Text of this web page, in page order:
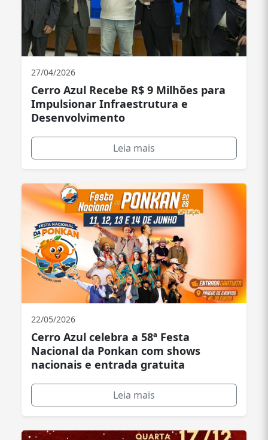
27/04/2026
Cerro Azul Recebe R$ 9 Milhões para
Impulsionar Infraestrutura e
Desenvolvimento
Leia mais
22/05/2026
Cerro Azul celebra a 58ª Festa
Nacional da Ponkan com shows
nacionais e entrada gratuita
Leia mais